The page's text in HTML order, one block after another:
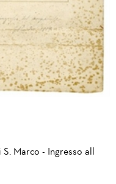
Marco - Ingresso all